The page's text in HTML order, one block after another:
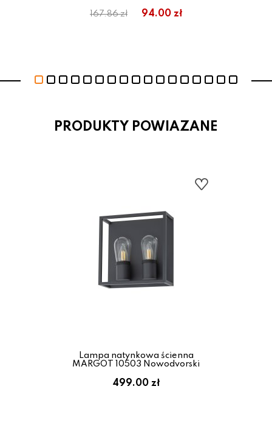
167.86 zł 94.00 zł
PRODUKTY POWIAZANE
Lampa natynkowa ścienna
MARGOT 10503 Nowodvorski
499.00 zł